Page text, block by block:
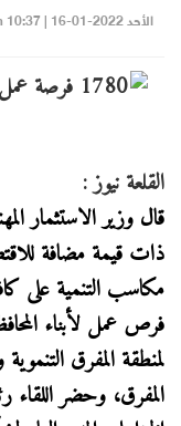
الأحد 2022-01-16 | 10:37 am
القلعة نيوز :
قال وزير الاستثمار
ذات قيمة مضافة
مكاسب التنمية على
فرص عمل لأبناء
لمنطقة المفرق
المفرق، وحضر